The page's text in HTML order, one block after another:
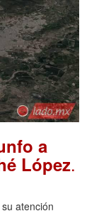
a
López.
atención